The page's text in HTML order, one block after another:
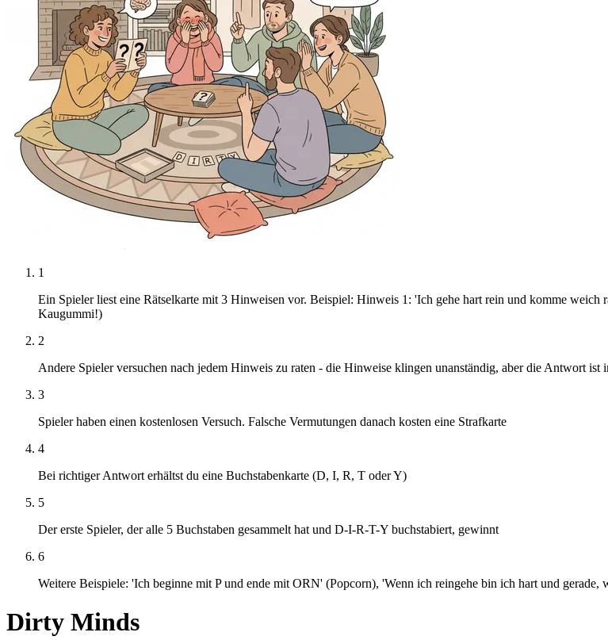
1
Ein Spieler liest eine Rätselkarte mit 3 Hinweisen vor. Beispiel: Hinweis 1: 'Ich gehe hart rein und komme
Kaugummi!)
2
Andere Spieler versuchen nach jedem Hinweis zu raten - die Hinweise klingen unanständig, aber die Antwort ist
3
Spieler haben einen kostenlosen Versuch. Falsche Vermutungen danach kosten eine Strafkarte
4
Bei richtiger Antwort erhältst du eine Buchstabenkarte (D, I, R, T oder Y)
5
Der erste Spieler, der alle 5 Buchstaben gesammelt hat und D-I-R-T-Y buchstabiert, gewinnt
6
Weitere Beispiele: 'Ich beginne mit P und ende mit ORN' (Popcorn), 'Wenn ich reingehe bin ich hart und
Dirty Minds